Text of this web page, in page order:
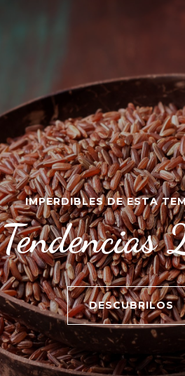
IMPERDIBLES DE ESTA
DESCUBRILOS